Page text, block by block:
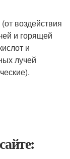
воздействия
и горящей
и
лучей